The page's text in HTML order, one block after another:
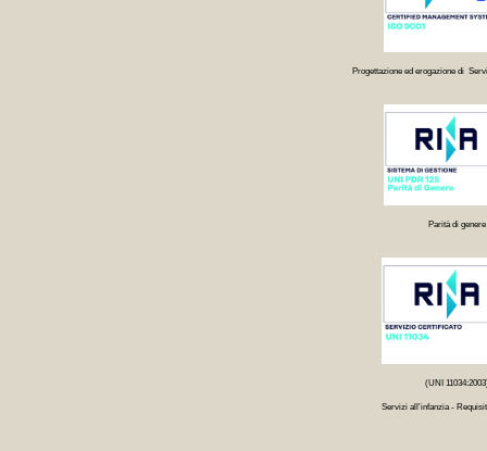
Progettazione ed erogazione di
Parità di genere
(UNI
Servizi all'infanzia -